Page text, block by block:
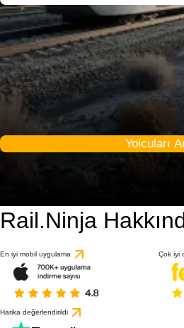
Yolcuları
Rail.Ninja
En iyi mobil uygulama Çok iyi
Harika değerlendirildi